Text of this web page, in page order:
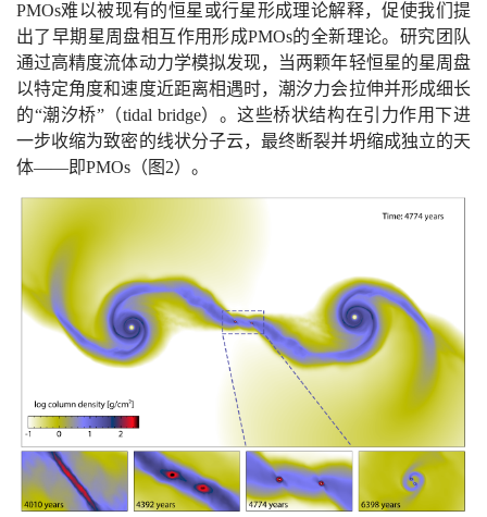
PMOs难以被现有的恒星或行星形成理论解释，促使我们提
出了早期星周盘相互作用形成PMOs的全新理论。研究团队
通过高精度流体动力学模拟发现，当两颗年轻恒星的星周盘
以特定角度和速度近距离相遇时，潮汐力会拉伸并形成细长
的“潮汐桥”（tidal bridge）。这些桥状结构在引力作用下进
一步收缩为致密的线状分子云，最终断裂并坍缩成独立的天
体——即PMOs（图2）。